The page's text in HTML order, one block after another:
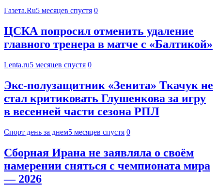
Газета.Ru5 месяцев спустя 0
ЦСКА попросил отменить удаление
главного тренера в матче с «Балтикой»
Lenta.ru5 месяцев спустя 0
Экс-полузащитник «Зенита» Ткачук не
стал критиковать Глушенкова за игру
в весенней части сезона РПЛ
Спорт день за днем5 месяцев спустя 0
Сборная Ирана не заявляла о своём
намерении сняться с чемпионата мира
— 2026